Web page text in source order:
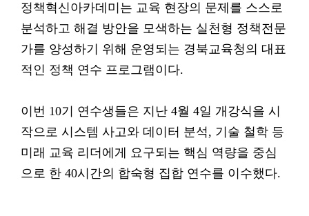
정책혁신아카데미는 교육 현장의 문제를 스스로
분석하고 해결 방안을 모색하는 실천형 정책전문
가를 양성하기 위해 운영되는 경북교육청의 대표
적인 정책 연수 프로그램이다.
이번 10기 연수생들은 지난 4월 4일 개강식을 시
작으로 시스템 사고와 데이터 분석, 기술 철학 등
미래 교육 리더에게 요구되는 핵심 역량을 중심
으로 한 40시간의 합숙형 집합 연수를 이수했다.